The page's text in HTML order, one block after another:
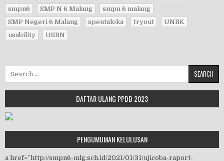
smpn6
SMP N 6 Malang
smpn 6 malang
SMP Negeri 6 Malang
spentaloka tryout
UNBK
usability
USBN
DAFTAR ULANG PPDB 2023
PENGUMUMAN KELULUSAN
a href=”http://smpn6-mlg.sch.id/2021/01/31/ujicoba-raport-